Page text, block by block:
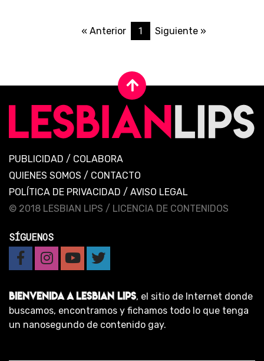
« Anterior 1 Siguiente »
PUBLICIDAD / COLABORA
QUIENES SOMOS / CONTACTO
POLÍTICA DE PRIVACIDAD / AVISO LEGAL
© 2018 LESBIAN LIPS / LICENCIA DE CONTENIDOS
SÍGUENOS
BIENVENIDA A LESBIAN LIPS, el sitio de Internet donde
buscamos, encontramos y fichamos todo lo que tenga
un nanosegundo de contenido gay.